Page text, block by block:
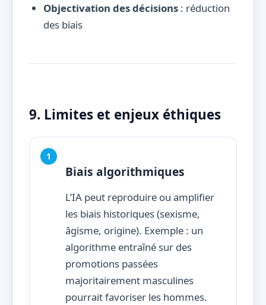
Objectivation des décisions : réduction
des biais
9. Limites et enjeux éthiques
Biais algorithmiques
L’IA peut reproduire ou amplifier
les biais historiques (sexisme,
âgisme, origine). Exemple : un
algorithme entraîné sur des
promotions passées
majoritairement masculines
pourrait favoriser les hommes.